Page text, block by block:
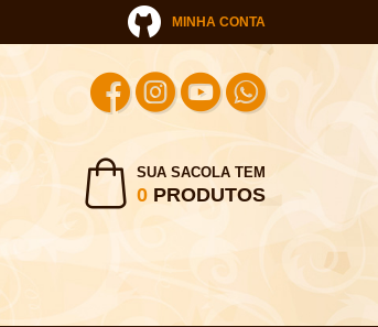
MINHA CONTA
SUA SACOLA TEM
0PRODUTOS